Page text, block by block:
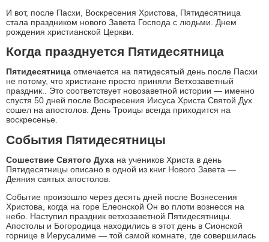
И вот, после Пасхи, Воскресения Христова, Пятидесятница
стала праздником нового Завета Господа с людьми. Днем
рождения христианской Церкви.
Когда празднуется Пятидесятница
Пятидесятница отмечается на пятидесятый день после Пасхи
не потому, что христиане просто приняли Ветхозаветный
праздник.. Это соответствует новозаветной истории — именно
спустя 50 дней после Воскресения Иисуса Христа Святой Дух
сошел на апостолов. День Троицы всегда приходится на
воскресенье.
События Пятидесятницы
Сошествие Святого Духа на учеников Христа в день
Пятидесятницы описано в одной из книг Нового Завета —
Деяния святых апостолов.
Событие произошло через десять дней после Вознесения
Христова, когда на горе Елеонской Он во плоти вознесся на
небо. Наступил праздник ветхозаветной Пятидесятницы.
Апостолы и Богородица находились в этот день в Сионской
горнице в Иерусалиме — той самой комнате, где совершилась